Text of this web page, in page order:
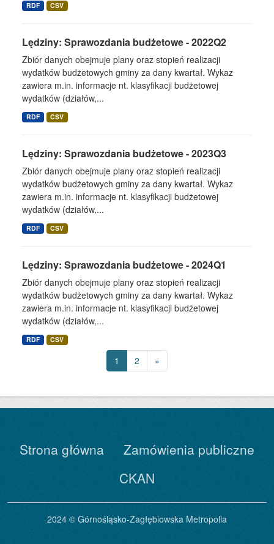
RDF CSV
Lędziny: Sprawozdania budżetowe - 2022Q2
Zbiór danych obejmuje plany oraz stopień realizacji
wydatków budżetowych gminy za dany kwartał. Wykaz
zawiera m.in. informacje nt. klasyfikacji budżetowej
wydatków (działów,...
RDF CSV
Lędziny: Sprawozdania budżetowe - 2023Q3
Zbiór danych obejmuje plany oraz stopień realizacji
wydatków budżetowych gminy za dany kwartał. Wykaz
zawiera m.in. informacje nt. klasyfikacji budżetowej
wydatków (działów,...
RDF CSV
Lędziny: Sprawozdania budżetowe - 2024Q1
Zbiór danych obejmuje plany oraz stopień realizacji
wydatków budżetowych gminy za dany kwartał. Wykaz
zawiera m.in. informacje nt. klasyfikacji budżetowej
wydatków (działów,...
RDF CSV
1 2 »
Strona główna
Zamówienia publiczne
CKAN
2024 © Górnośląsko-Zagłębiowska Metropolia